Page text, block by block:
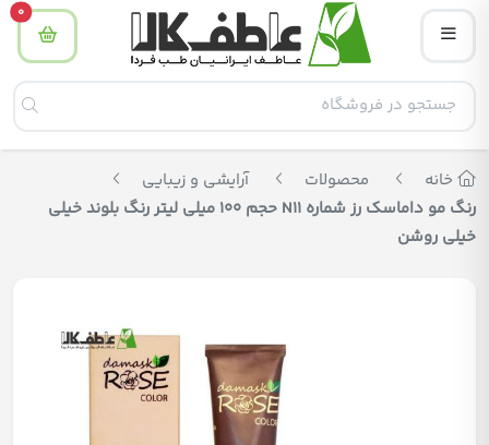
0
خانه محصولات
آرایشی و زیبایی
رنگ مو داماسک رز شماره N11 حجم 100 میلی لیتر رنگ بلوند خیلی
خیلی روشن